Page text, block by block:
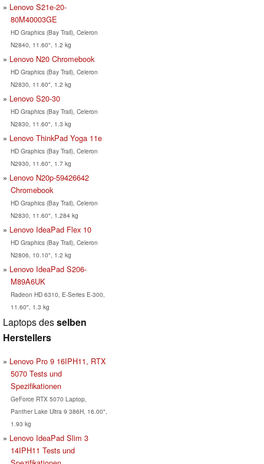
Lenovo S21e-20-
80M40003GE
HD Graphics (Bay Trail), Celeron
N2840, 11.60", 1.2 kg
Lenovo N20 Chromebook
HD Graphics (Bay Trail), Celeron
N2830, 11.60", 1.2 kg
Lenovo S20-30
HD Graphics (Bay Trail), Celeron
N2830, 11.60", 1.3 kg
Lenovo ThinkPad Yoga 11e
HD Graphics (Bay Trail), Celeron
N2930, 11.60", 1.7 kg
Lenovo N20p-59426642
Chromebook
HD Graphics (Bay Trail), Celeron
N2830, 11.60", 1.284 kg
Lenovo IdeaPad Flex 10
HD Graphics (Bay Trail), Celeron
N2806, 10.10", 1.2 kg
Lenovo IdeaPad S206-
M89A6UK
Radeon HD 6310, E-Series E-300,
11.60", 1.3 kg
Laptops desselben
Herstellers
Lenovo Pro 9 16IPH11, RTX
5070 Tests und
Spezifikationen
GeForce RTX 5070 Laptop,
Panther Lake Ultra 9 386H, 16.00",
1.93 kg
Lenovo IdeaPad Slim 3
14IPH11 Tests und